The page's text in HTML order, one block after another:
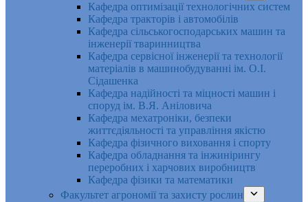
Кафедра оптимізації технологічних систем
Кафедра тракторів і автомобілів
Кафедра сільськогосподарських машин та
інженерії тваринництва
Кафедра cервісної інженерії та технології
матеріалів в машинобудуванні ім. О.І.
Сідашенка
Кафедра надійності та міцності машин і
споруд ім. В.Я. Аніловича
Кафедра мехатроніки, безпеки
життєдіяльності та управління якістю
Кафедра фізичного виховання і спорту
Кафедра обладнання та інжинірингу
переробних і харчових виробництв
Кафедра фізики та математики
Факультет агрономії та захисту рослин